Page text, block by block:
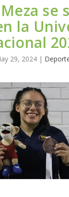
se
la
29, 2024|